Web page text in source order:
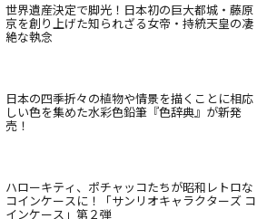
世界遺産決定で脚光！日本初の巨大都城・藤原
京を創り上げた知られざる女帝・持統天皇の凄
絶な執念
日本の四季折々の植物や情景を描くことに相応
しい色を集めた水彩色鉛筆『色辞典』が新発
売！
ハローキティ、ポチャッコたちが昭和レトロな
コインケースに！「サンリオキャラクターズ コ
インケース」第２弾